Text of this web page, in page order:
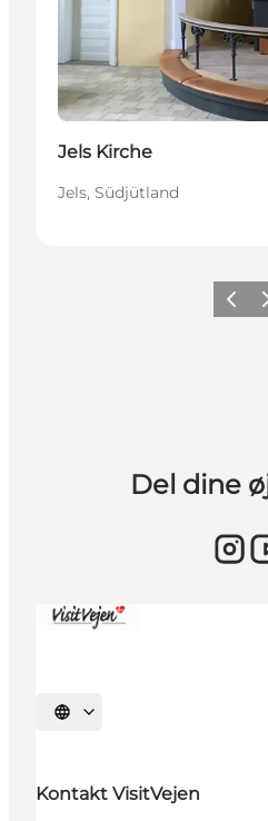
Jels Kirche
Jels, Südjütland
Del dine
Sprache auswählen
Kontakt VisitVejen